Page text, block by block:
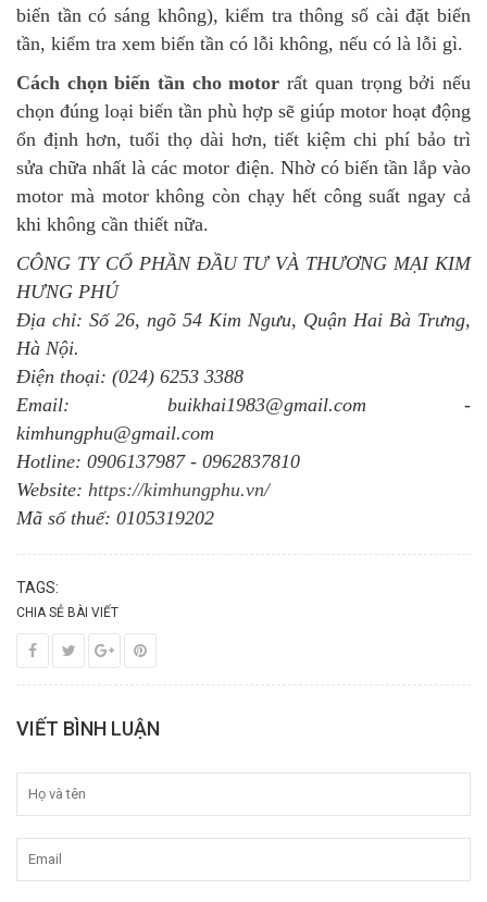
biến tần có sáng không), kiểm tra thông số cài đặt biến
tần, kiểm tra xem biến tần có lỗi không, nếu có là lỗi gì.
Cách chọn biến tần cho motor rất quan trọng bởi nếu
chọn đúng loại biến tần phù hợp sẽ giúp motor hoạt động
ổn định hơn, tuổi thọ dài hơn, tiết kiệm chi phí bảo trì
sửa chữa nhất là các motor điện. Nhờ có biến tần lắp vào
motor mà motor không còn chạy hết công suất ngay cả
khi không cần thiết nữa.
CÔNG TY CỔ PHẦN ĐẦU TƯ VÀ THƯƠNG MẠI KIM
HƯNG PHÚ
Địa chỉ: Số 26, ngõ 54 Kim Ngưu, Quận Hai Bà Trưng,
Hà Nội.
Điện thoại: (024) 6253 3388
Email: buikhai1983@gmail.com -
kimhungphu@gmail.com
Hotline: 0906137987 - 0962837810
Website: https://kimhungphu.vn/
Mã số thuế: 0105319202
TAGS:
CHIA SẺ BÀI VIẾT
VIẾT BÌNH LUẬN